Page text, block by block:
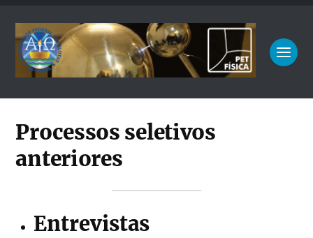
Processos seletivos
anteriores
Entrevistas